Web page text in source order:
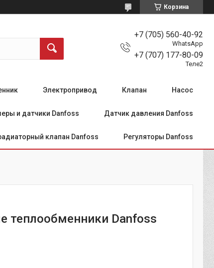
Корзина
+7 (705) 560-40-92
WhatsApp
+7 (707) 177-80-09
Теле2
Электропривод Клапан Насос
и датчики Danfoss Датчик давления Danfoss
клапан Danfoss Регуляторы Danfoss
теплообменники Danfoss